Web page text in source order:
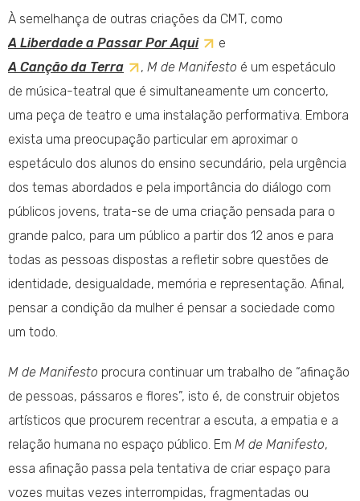
À semelhança de outras criações da CMT, como
A Liberdade a Passar Por Aqui
e
A Canção da Terra
, M de Manifesto é um espetáculo
de música-teatral que é simultaneamente um concerto,
uma peça de teatro e uma instalação performativa. Embora
exista uma preocupação particular em aproximar o
espetáculo dos alunos do ensino secundário, pela urgência
dos temas abordados e pela importância do diálogo com
públicos jovens, trata-se de uma criação pensada para o
grande palco, para um público a partir dos 12 anos e para
todas as pessoas dispostas a refletir sobre questões de
identidade, desigualdade, memória e representação. Afinal,
pensar a condição da mulher é pensar a sociedade como
um todo.
M de Manifesto procura continuar um trabalho de “afinação
de pessoas, pássaros e flores”, isto é, de construir objetos
artísticos que procurem recentrar a escuta, a empatia e a
relação humana no espaço público. Em M de Manifesto,
essa afinação passa pela tentativa de criar espaço para
vozes muitas vezes interrompidas, fragmentadas ou